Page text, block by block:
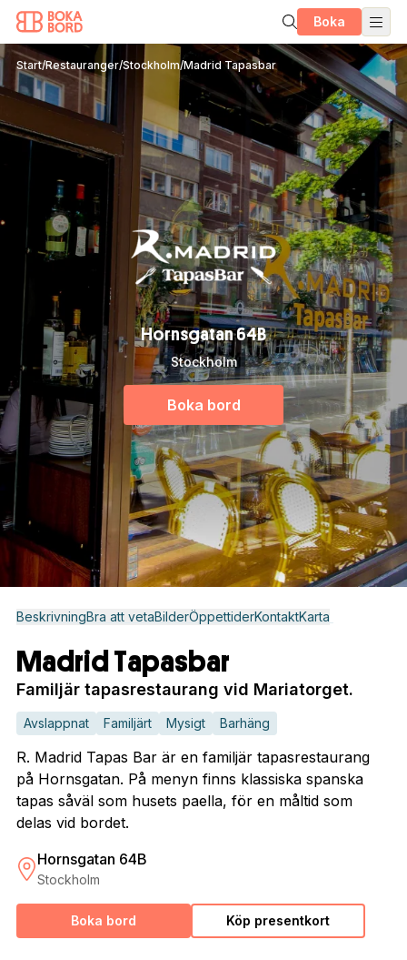
Boka
Start/Restauranger/Stockholm/Madrid Tapasbar
Hornsgatan 64B
Stockholm
Boka bord
BeskrivningBra att vetaBilderÖppettiderKontaktKarta
Madrid Tapasbar
Familjär tapasrestaurang vid Mariatorget.
Avslappnat Familjärt Mysigt Barhäng
R. Madrid Tapas Bar är en familjär tapasrestaurang
på Hornsgatan. På menyn finns klassiska spanska
tapas såväl som husets paella, för en måltid som
delas vid bordet.
Hornsgatan 64B
Stockholm
Boka bord Köp presentkort